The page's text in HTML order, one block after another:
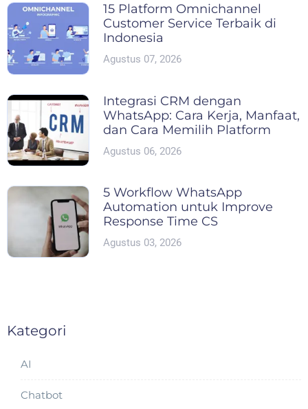
15 Platform Omnichannel
Customer Service Terbaik di
Indonesia
Agustus 07, 2026
Integrasi CRM dengan
WhatsApp: Cara Kerja, Manfaat,
dan Cara Memilih Platform
Agustus 06, 2026
5 Workflow WhatsApp
Automation untuk Improve
Response Time CS
Agustus 03, 2026
Kategori
AI
Chatbot